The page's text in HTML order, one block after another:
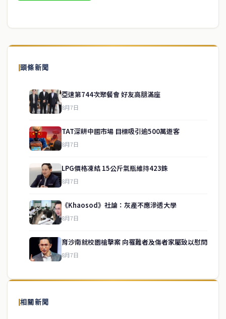
頭條新聞
亞速第744次聚餐會 好友高朋滿座
8月7日
TAT深耕中國市場 目標吸引逾500萬遊客
8月7日
LPG價格凍結 15公斤氣瓶維持423銖
8月7日
《Khaosod》社論：灰產不應滲透大學
8月7日
育沙南就校園槍擊案 向罹難者及傷者家屬致以慰問
8月7日
相關新聞
關於我們
泰國中文新聞（TCN）是一家總部設於曼谷的中文新聞媒體，致力於
供即時、客觀、多元的中文新聞內容。
service@thaichinesenews.com